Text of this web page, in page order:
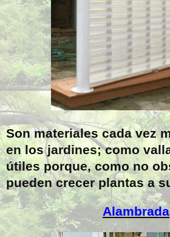
Son materiales cada vez
en los jardines; como
útiles porque, como no
pueden crecer plantas a
Alambrada